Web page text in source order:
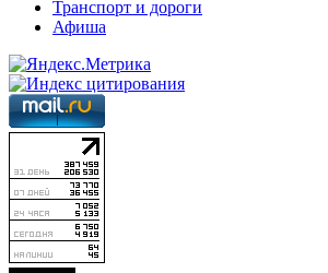
Транспорт и дороги
Афиша